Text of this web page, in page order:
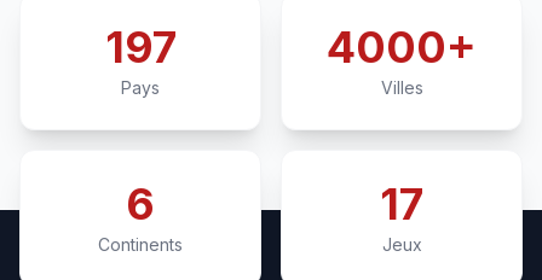
197
Pays
4000+
Villes
6
Continents
17
Jeux